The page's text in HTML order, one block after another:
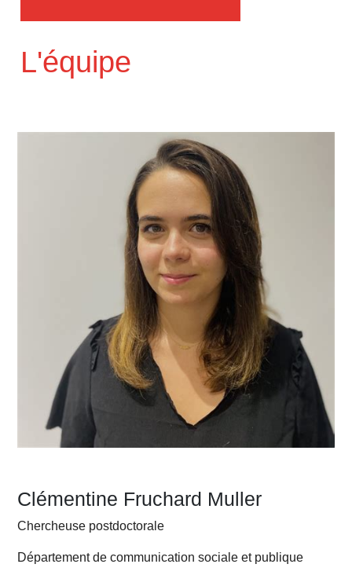
L'équipe
Clémentine Fruchard Muller
Chercheuse postdoctorale
Département de communication sociale et publique